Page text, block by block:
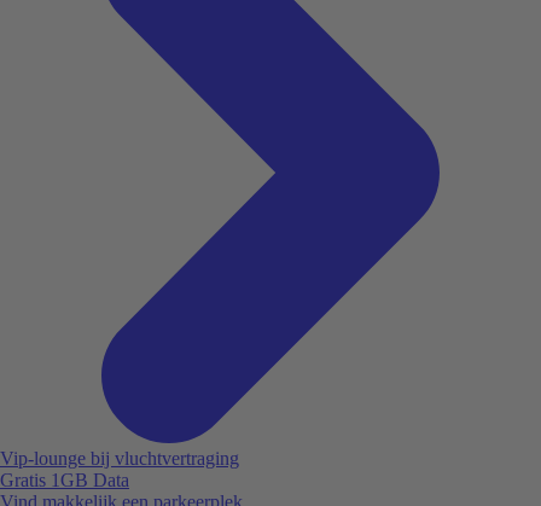
Vip-lounge bij vluchtvertraging
Gratis 1GB Data
Vind makkelijk een parkeerplek